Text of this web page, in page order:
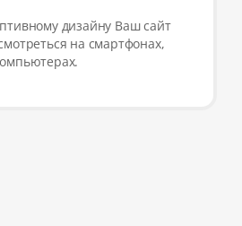
дизайну Ваш сайт
на смартфонах,